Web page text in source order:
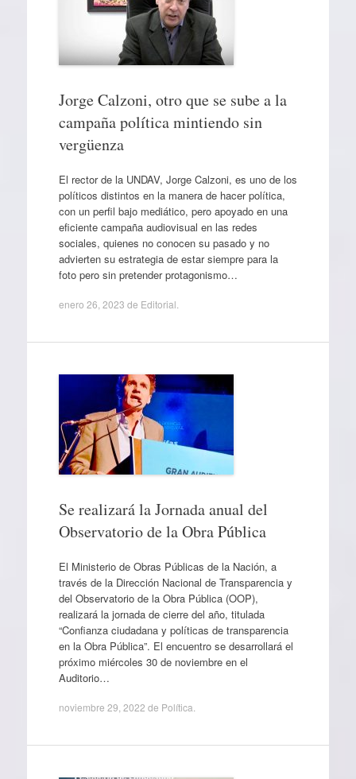
Jorge Calzoni, otro que se sube a la
campaña política mintiendo sin
vergüenza
El rector de la UNDAV, Jorge Calzoni, es uno de los
políticos distintos en la manera de hacer política,
con un perfil bajo mediático, pero apoyado en una
eficiente campaña audiovisual en las redes
sociales, quienes no conocen su pasado y no
advierten su estrategia de estar siempre para la
foto pero sin pretender protagonismo…
enero 26, 2023 de Editorial
Se realizará la Jornada anual del
Observatorio de la Obra Pública
El Ministerio de Obras Públicas de la Nación, a
través de la Dirección Nacional de Transparencia y
del Observatorio de la Obra Pública (OOP),
realizará la jornada de cierre del año, titulada
“Confianza ciudadana y políticas de transparencia
en la Obra Pública”. El encuentro se desarrollará el
próximo miércoles 30 de noviembre en el
Auditorio…
noviembre 29, 2022 de Política